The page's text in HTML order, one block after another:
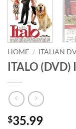
HOME / ITALIAN
ITALO (DVD)
$35.99